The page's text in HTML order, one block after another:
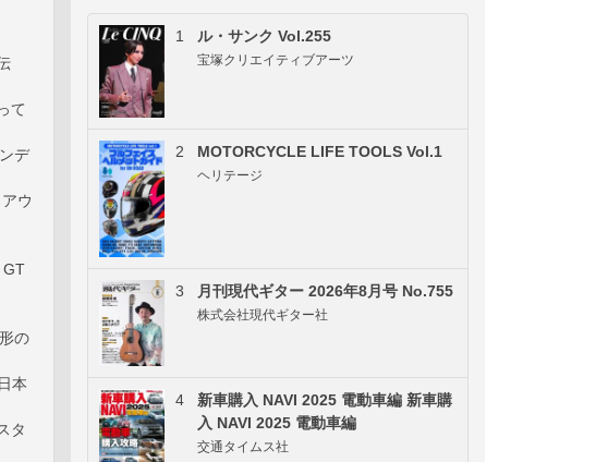
て
デ
ウ
GT
の
本
タ
1 ル・サンク Vol.255
宝塚クリエイティブアーツ
2 MOTORCYCLE LIFE TOOLS Vol.1
ヘリテージ
3 月刊現代ギター 2026年8月号 No.755
株式会社現代ギター社
4
新車購入 NAVI 2025 電動車編 新車購
入 NAVI 2025 電動車編
交通タイムス社